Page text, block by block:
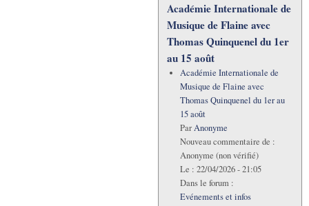
Académie Internationale de
Musique de Flaine avec
Thomas Quinquenel du 1er
au 15 août
Académie Internationale de
Musique de Flaine avec
Thomas Quinquenel du 1er au
15 août
ParAnonyme
Nouveau commentaire de :
Anonyme (non vérifié)
Le : 22/04/2026 - 21:05
Dans le forum :
Evénements et infos